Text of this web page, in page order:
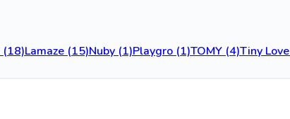
(18)Lamaze (15)Nuby (1)Playgro (1)TOMY (4)Tiny Love